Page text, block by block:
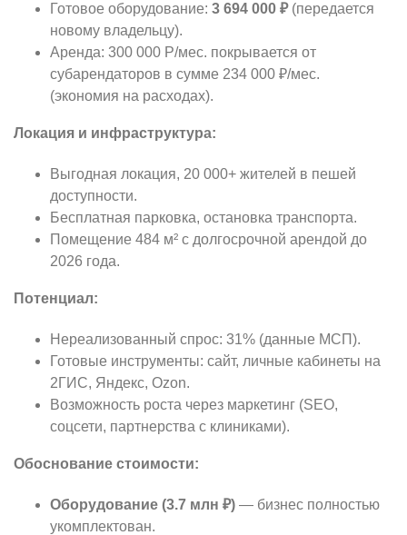
Готовое оборудование: 3 694 000 ₽(передается
новому владельцу).
Аренда: 300 000 Р/мес. покрывается от
субарендаторов в сумме 234 000 ₽/мес.
(экономия на расходах).
Локация и инфраструктура:
Выгодная локация, 20 000+ жителей в пешей
доступности.
Бесплатная парковка, остановка транспорта.
Помещение 484 м² с долгосрочной арендой до
2026 года.
Потенциал:
Нереализованный спрос: 31% (данные МСП).
Готовые инструменты: сайт, личные кабинеты на
2ГИС, Яндекс, Ozon.
Возможность роста через маркетинг (SEO,
соцсети, партнерства с клиниками).
Обоснование стоимости:
Оборудование (3.7 млн ₽) — бизнес полностью
укомплектован.